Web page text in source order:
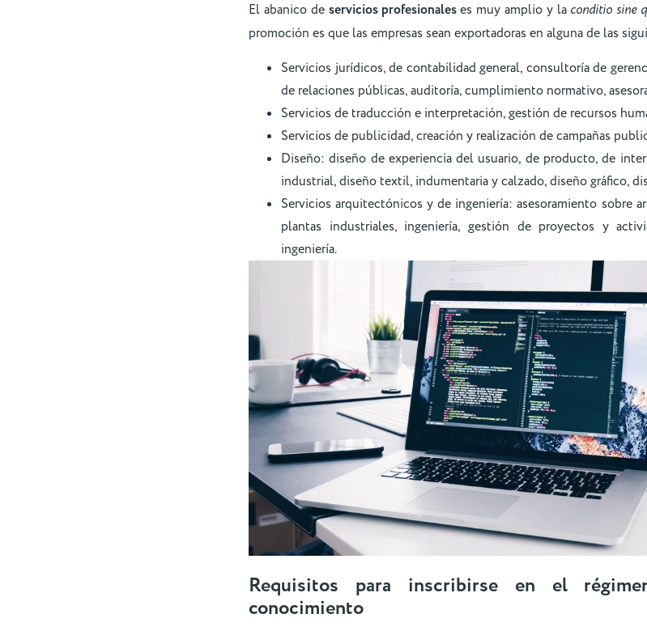
El abanico de servicios profesionaleses muy amplio y la conditio sine
promoción es que las empresas sean exportadoras en alguna de las
Servicios jurídicos, de contabilidad general, consultoría de
de relaciones públicas, auditoría, cumplimiento normativo,
Servicios de traducción e interpretación, gestión de recursos
Servicios de publicidad, creación y realización de campañas
Diseño: diseño de experiencia del usuario, de producto, de
industrial, diseño textil, indumentaria y calzado, diseño gráfico,
Servicios arquitectónicos y de ingeniería: asesoramiento sobre
plantas industriales, ingeniería, gestión de proyectos y
ingeniería.
Requisitos para inscribirse en el
conocimiento